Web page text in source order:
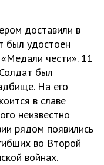
доставили в
был удостоен
чести». 11
был
На его
в славе
неизвестно
рядом появились
во Второй
войнах.